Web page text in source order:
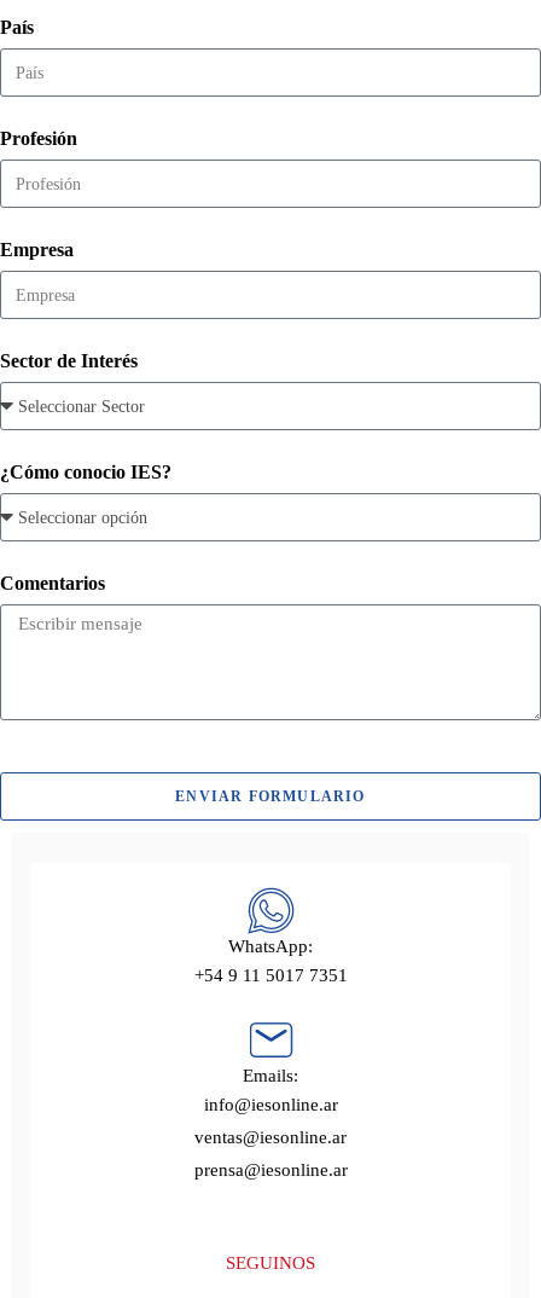
País
Profesión
Empresa
Sector de Interés
¿Cómo conocio IES?
Comentarios
ENVIAR FORMULARIO
WhatsApp:
+54 9 11 5017 7351
Emails:
info@iesonline.ar
ventas@iesonline.ar
prensa@iesonline.ar
SEGUINOS